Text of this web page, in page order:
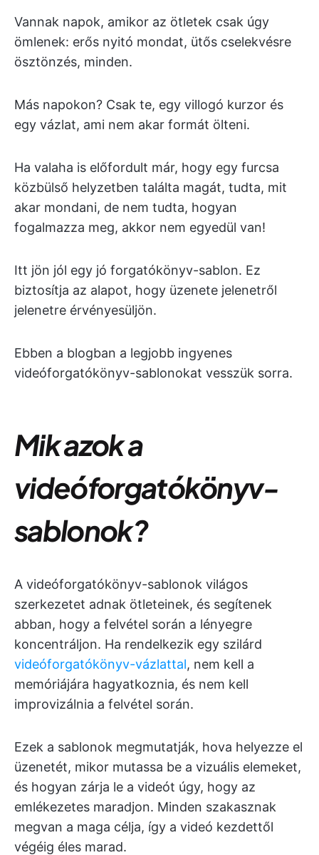
Vannak napok, amikor az ötletek csak úgy
ömlenek: erős nyitó mondat, ütős cselekvésre
ösztönzés, minden.
Más napokon? Csak te, egy villogó kurzor és
egy vázlat, ami nem akar formát ölteni.
Ha valaha is előfordult már, hogy egy furcsa
közbülső helyzetben találta magát, tudta, mit
akar mondani, de nem tudta, hogyan
fogalmazza meg, akkor nem egyedül van!
Itt jön jól egy jó forgatókönyv-sablon. Ez
biztosítja az alapot, hogy üzenete jelenetről
jelenetre érvényesüljön.
Ebben a blogban a legjobb ingyenes
videóforgatókönyv-sablonokat vesszük sorra.
Mik azok a
videóforgatókönyv-
sablonok?
A videóforgatókönyv-sablonok világos
szerkezetet adnak ötleteinek, és segítenek
abban, hogy a felvétel során a lényegre
koncentráljon. Ha rendelkezik egy szilárd
videóforgatókönyv-vázlattal, nem kell a
memóriájára hagyatkoznia, és nem kell
improvizálnia a felvétel során.
Ezek a sablonok megmutatják, hova helyezze el
üzenetét, mikor mutassa be a vizuális elemeket,
és hogyan zárja le a videót úgy, hogy az
emlékezetes maradjon. Minden szakasznak
megvan a maga célja, így a videó kezdettől
végéig éles marad.